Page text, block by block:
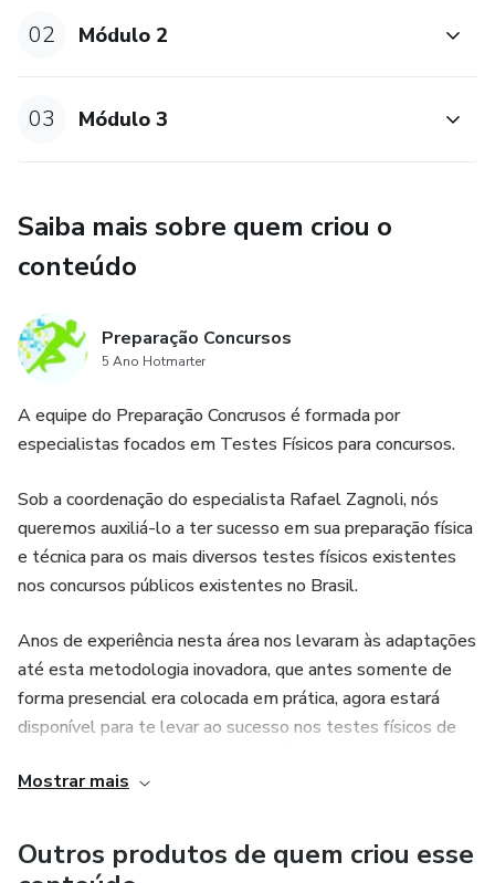
02 Módulo 2
03 Módulo 3
Saiba mais sobre quem criou o
conteúdo
Preparação Concursos
5 Ano Hotmarter
A equipe do Preparação Concrusos é formada por
especialistas focados em Testes Físicos para concursos.
Sob a coordenação do especialista Rafael Zagnoli, nós
queremos auxiliá-lo a ter sucesso em sua preparação física
e técnica para os mais diversos testes físicos existentes
nos concursos públicos existentes no Brasil.
Anos de experiência nesta área nos levaram às adaptações
até esta metodologia inovadora, que antes somente de
forma presencial era colocada em prática, agora estará
disponível para te levar ao sucesso nos testes físicos de
atual, e nos Princípios do Treinamento Esportivo para que
você não perca seu tempo e dinheiro para alcançar seu
Mostrar mais
Outros produtos de quem criou esse